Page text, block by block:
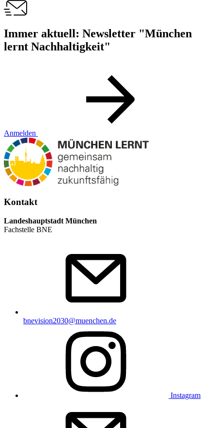
Immer aktuell: Newsletter "München
lernt Nachhaltigkeit"
Anmelden
Kontakt
Landeshauptstadt München
Fachstelle BNE
bnevision2030@muenchen.de
Instagram